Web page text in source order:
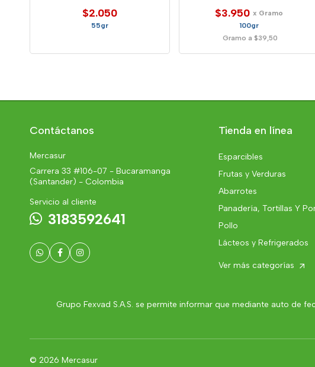
$2.050
55gr
$3.950 x Gramo
100gr
Gramo a $39,50
Contáctanos
Mercasur
Carrera 33 #106-07 - Bucaramanga
(Santander) - Colombia
Servicio al cliente
3183592641
Tienda en línea
Esparcibles
Frutas y Verduras
Abarrotes
Panadería, Tortillas Y
Pollo
Lácteos y Refrigerados
Ver más categorías
Grupo Fexvad S.A.S. se permite informar que mediante auto de
© 2026 Mercasur